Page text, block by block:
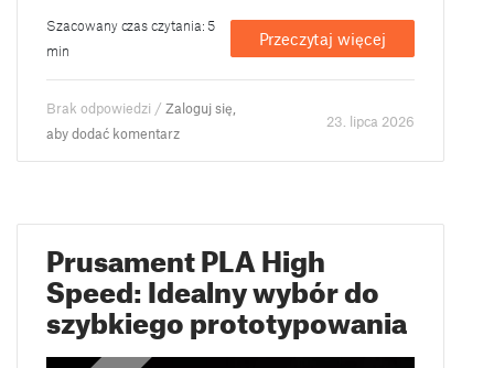
Szacowany czas czytania: 5
min
Przeczytaj więcej
Brak odpowiedzi /Zaloguj się,
aby dodać komentarz
23. lipca 2026
Prusament PLA High
Speed: Idealny wybór do
szybkiego prototypowania